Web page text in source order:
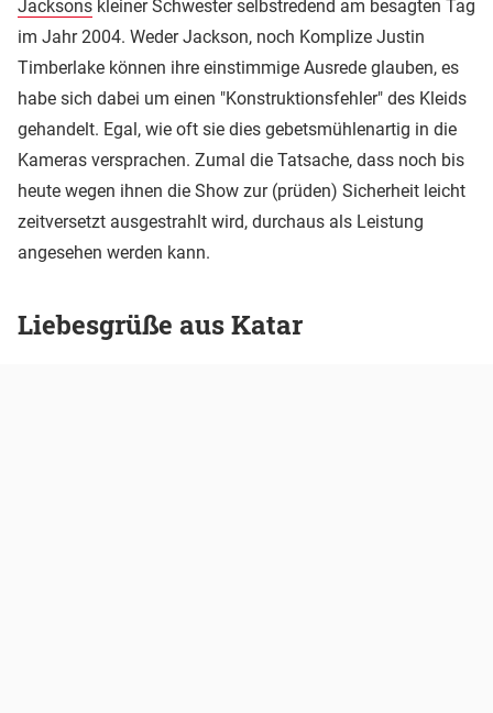
Jacksons kleiner Schwester selbstredend am besagten Tag
im Jahr 2004. Weder Jackson, noch Komplize Justin
Timberlake können ihre einstimmige Ausrede glauben, es
habe sich dabei um einen "Konstruktionsfehler" des Kleids
gehandelt. Egal, wie oft sie dies gebetsmühlenartig in die
Kameras versprachen. Zumal die Tatsache, dass noch bis
heute wegen ihnen die Show zur (prüden) Sicherheit leicht
zeitversetzt ausgestrahlt wird, durchaus als Leistung
angesehen werden kann.
Liebesgrüße aus Katar